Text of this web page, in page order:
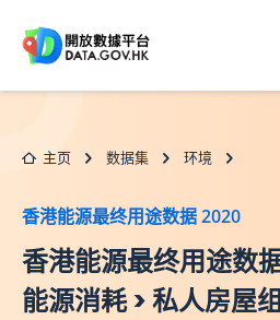
主页 数据集 环境
香港能源最终用途数据 2020
香港能源最终用途数
能源消耗 > 私人房屋